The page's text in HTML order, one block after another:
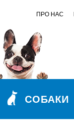
ПРО НАС
СОБАКИ